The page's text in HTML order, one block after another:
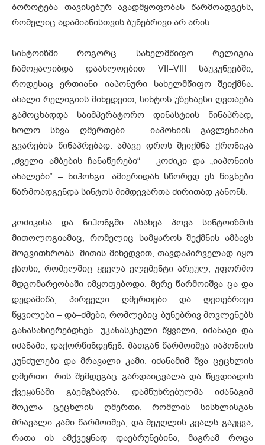
ბოროტება თავისებურ ავადმყოფობას წარმოადგენს,
რომელიც ადამიანისთვის ბუნებრივი არ არის.
სინტოიზმი როგორც სახელმწიფო რელიგია
ჩამოყალიბდა დაახლოებით VII–VIII საუკუნეებში,
როდესაც ერთიანი იაპონური სახელმწიფო შეიქმნა.
ახალი რელიგიის მიხედვით, სინტოს უზენაესი ღვთაება
გამოცხადდა საიმპერატორო დინასტიის წინაპრად,
ხოლო სხვა ღმერთები – იაპონიის გავლენიანი
გვარების წინაპრებად. ამავე დროს შეიქმნა ქრონიკა
„ძველი ამბების ჩანაწერები“ – კოძიკი და „იაპონიის
ანალები“ – ნიჰონგი. ამიერიდან სწორედ ეს წიგნები
წარმოადგენდა სინტოს მიმდევართა ძირითად კანონს.
კოძიკისა და ნიჰონგში ასახვა პოვა სინტოიზმის
მითოლოგიამაც, რომელიც სამყაროს შექმნის ამბავს
მოგვითხრობს. მითის მიხედვით, თავდაპირველად იყო
ქაოსი, რომელშიც ყველა ელემენტი არეულ, უფორმო
მდგომარეობაში იმყოფებოდა. მერე წარმოიშვა ცა და
დედამიწა, პირველი ღმერთები და ღვთებრივი
წყვილები – და–ძმები, რომლებიც ბუნებრივ მოვლენებს
განასახიერებდნენ. უკანასკნელი წყვილი, იძანაგი და
იძანამი, დაქორწინდენენ. მათგან წარმოიშვა იაპონიის
კუნძულები და მრავალი კამი. იძანამიმ შვა ცეცხლის
ღმერთი, რის შემდეგაც გარდაიცვალა და წყვდიადის
ქვეყანაში გაემგზავრა. დამწუხრებულმა იძანაგიმ
მოკლა ცეცხლის ღმერთი, რომლის სისხლისგან
მრავალი კამი წარმოიშვა, და მეუღლის კვალს გაუყვა,
რათა ის ამქვეყნად დაებრუნებინა, მაგრამ როცა